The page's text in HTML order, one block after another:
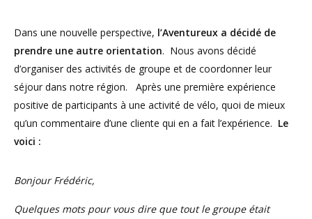
Dans une nouvelle perspective, l’Aventureux a décidé de
prendre une autre orientation. Nous avons décidé
d’organiser des activités de groupe et de coordonner leur
séjour dans notre région. Après une première expérience
positive de participants à une activité de vélo, quoi de mieux
qu’un commentaire d’une cliente qui en a fait l’expérience. Le
voici :
Bonjour Frédéric,
Quelques mots pour vous dire que tout le groupe était